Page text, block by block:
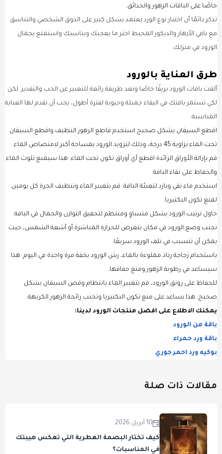
خاصًا على الباقات الزهور والحدائق.
تذكر دائمًا أن اختيار نوع الورد يعتمد بشكل كبير على الذوق الشخصي والتناسق
مع باقي الأزهار والديكور المحيط اختر ما يعجبك ويناسبك واستمتع بجمال
الورود في منزلك.
طرق العناية بالورود
ألقت باقات الورود بريقًا خاصًا وتعد طريقة رائعة للتعبير عن الحب والتقدير. لكن
لكي تستمر باقتك في البقاء جميلة وحيوية لفترة أطول، يجب أن تقدم لها العناية
المناسبة:
اقطع السيقان بشكل صحيح استخدم قاطع الزهور النظيف واقطع السيقان
تحت الماء بزاوية 45 درجة، وذلك لتزويد الورود بمساحة أكبر لامتصاص الماء.
قم بإزالة الأوراق الزائدة اقطع أي أوراق تكون تحت الماء. هذا سيمنع تلوث الماء
والحفاظ على نقاء الباقة.
استخدم ماء نقي وبارد لتعبئة الباقة. قم بتغيير الماء وتنظيف الجرة كل يومين
لمنع تكون البكتيريا.
حاول ترتيب الورود بشكل متساوٍ ومنتظم لتحقيق التوازن والجمال في الباقة.
تجنب وضع الورود في مكان يتعرض للحرارة المباشرة أو أشعة الشمس، حيث
يمكن أن تتسبب في تلف الورود سريعًا.
باستخدام زجاجة رذاذ مملوءة بالماء، رش الورود بخفة مرة واحدة في اليوم. هذا
سيساعد في رطوبة الزهور ومنع جفافها.
للحفاظ على رونق الورود، قم بتغيير الماء بانتظام وقص السيقان بشكل
صحيح. هذا يساعد على منع تكون البكتيريا وتجنب رائحة الزهور الكريهة.
يمكنك الاطلاع على افضل منتجات الورود لدينا:
باقة من الورود
باقة ورد حمراء
بوكيه ورد احمر جوري
مقالات ذات صلة
10 أبريل 2026
كيف تختار البصمة العطرية التي تعكس هيبتك
في المناسبات؟